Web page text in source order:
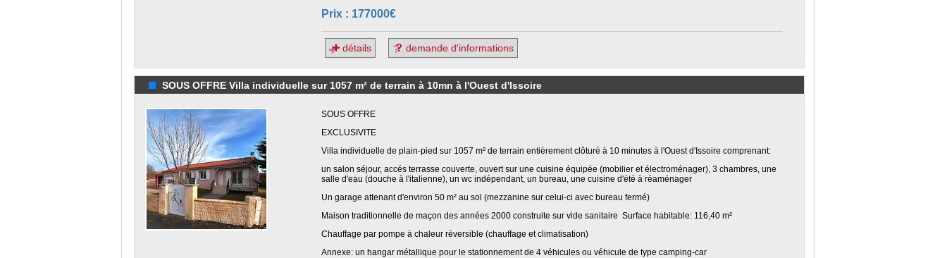
Prix : 177000€
détails demande d'informations
SOUS OFFRE Villa individuelle sur 1057 m² de terrain à 10mn à l'Ouest d'Issoire
SOUS OFFRE
EXCLUSIVITE
Villa individuelle de plain-pied sur 1057 m² de terrain entièrement clôturé à 10 minutes à l'Ouest d'Issoire comprenant:
un salon séjour, accés terrasse couverte, ouvert sur une cuisine équipée (mobilier et électroménager), 3 chambres, une
salle d'eau (douche à l'italienne), un wc indépendant, un bureau, une cuisine d'été à réaménager
Un garage attenant d'environ 50 m² au sol (mezzanine sur celui-ci avec bureau fermé)
Maison traditionnelle de maçon des années 2000 construite sur vide sanitaire Surface habitable: 116,40 m²
Chauffage par pompe à chaleur réversible (chauffage et climatisation)
Annexe: un hangar métallique pour le stationnement de 4 véhicules ou véhicule de type camping-car